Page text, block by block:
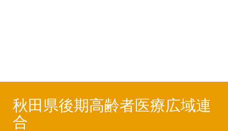
秋田県後期高齢者医療広域連
合